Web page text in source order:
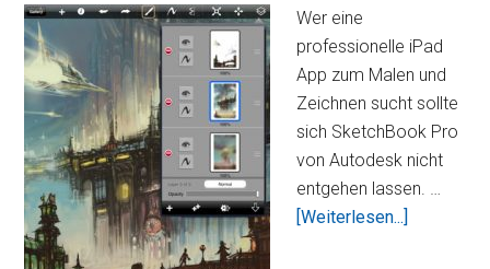
Wer eine
professionelle iPad
App zum Malen und
Zeichnen sucht sollte
sich SketchBook Pro
von Autodesk nicht
entgehen lassen. …
[Weiterlesen...]